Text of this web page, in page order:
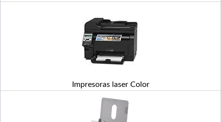
Impresoras laser Color